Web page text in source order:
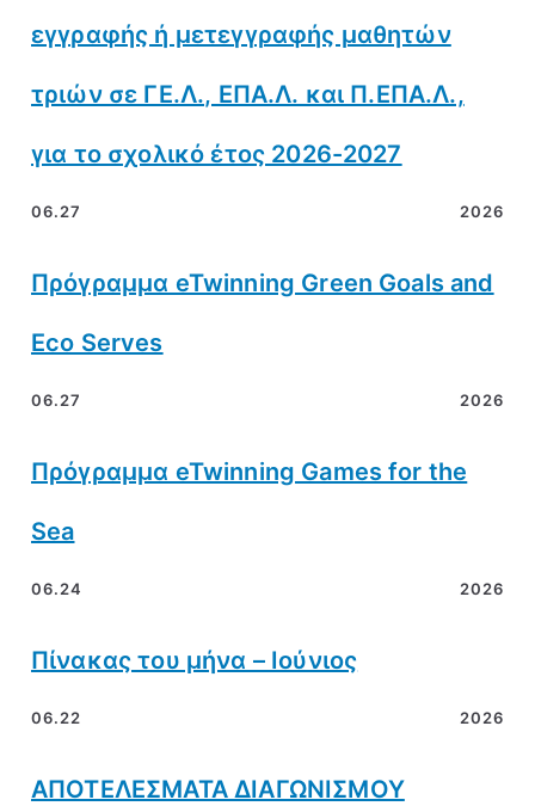
εγγραφής ή μετεγγραφής μαθητών
τριών σε ΓΕ.Λ., ΕΠΑ.Λ. και Π.ΕΠΑ.Λ.,
για το σχολικό έτος 2026-2027
06.27 2026
Πρόγραμμα eTwinning Green Goals and
Eco Serves
06.27 2026
Πρόγραμμα eTwinning Games for the
Sea
06.24 2026
Πίνακας του μήνα – Ιούνιος
06.22 2026
ΑΠΟΤΕΛΕΣΜΑΤΑ ΔΙΑΓΩΝΙΣΜΟΥ